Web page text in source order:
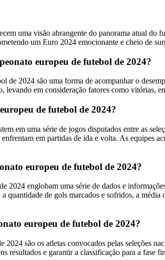
uma visão abrangente do panorama atual
um Euro 2024 emocionante e cheio de
europeu de futebol de 2024?
de 2024 são uma forma de acompanhar o
em consideração fatores como vitórias,
de futebol de 2024?
em uma série de jogos disputados entre as
em partidas de ida e volta. As equipes
europeu de futebol de 2024?
2024 englobam uma série de dados e
quantidade de gols marcados e sofridos, a
europeu de futebol de 2024?
são os atletas convocados pelas seleções
resultados e garantir a classificação para a fase